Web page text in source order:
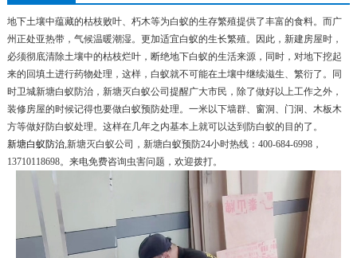
地下土壤中蕴藏的枯枝败叶、朽木等为白蚁的生存繁殖提供了丰富的食料。而广
州正处亚热带，气候温暖潮湿。更加适宜白蚁的生长繁殖。因此，新建房屋时，
必须彻底清除土壤中的枯枝烂叶，断绝地下白蚁的生活来源，同时，对地下挖起
来的回填土进行药物处理，这样，白蚁就不可能在土壤中继续滋生、繁衍了。同
时卫城新塘白蚁防治，新塘灭白蚁公司提醒广大市民，除了做好以上工作之外，
装修房屋的时候记得也要做白蚁预防处理。一米以下墙群、窗洞、门洞、木板木
方等做好防白蚁处理。这样在几年之内基本上就可以达到防白蚁的目的了。
新塘白蚁防治,新塘灭白蚁公司，新塘白蚁预防24小时热线：400-684-6998，
13710118698。来电免费咨询虫害问题，欢迎拨打。